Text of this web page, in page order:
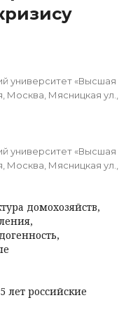
университет «Высшая
Москва, Мясницкая ул.,
университет «Высшая
Москва, Мясницкая ул.,
домохозяйств,
лет российские